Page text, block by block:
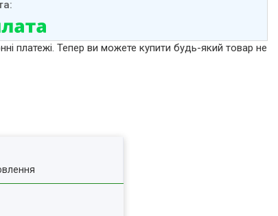
платежі. Тепер ви можете купити будь-який товар не